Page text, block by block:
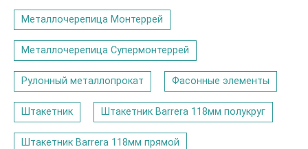
Металлочерепица Монтеррей
Металлочерепица Супермонтеррей
Рулонный металлопрокат Фасонные элементы
Штакетник Штакетник Barrera 118мм полукруг
Штакетник Barrera 118мм прямой